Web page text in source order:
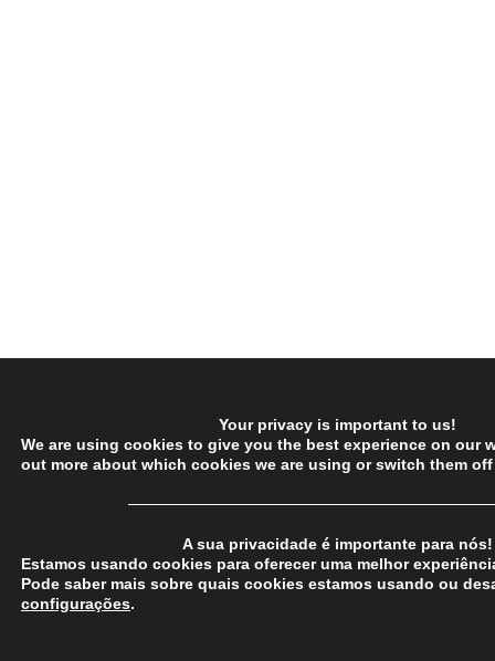
Your privacy is important to us!
We are using cookies to give you the best experience on our
out more about which cookies we are using or switch them
A sua privacidade é importante para nós!
Estamos usando cookies para oferecer uma melhor
Pode saber mais sobre quais cookies estamos usando ou
configurações.